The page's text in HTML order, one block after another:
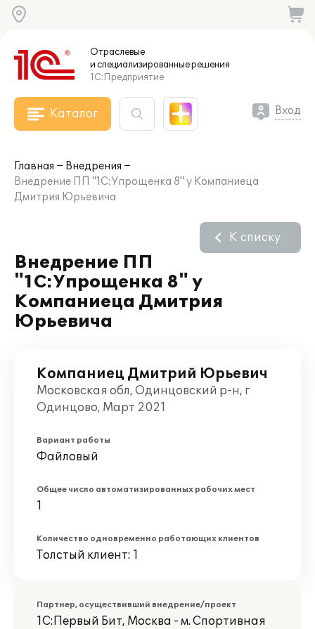
Отраслевые
и специализированныерешения
1С:Предприятие
Каталог Вход
Главная
Внедрения
Внедрение ПП "1С:Упрощенка 8" у Компаниеца
Дмитрия Юрьевича
Внедрение ПП
"1С:Упрощенка 8" у
Компаниеца Дмитрия
Юрьевича
К списку
Компаниец Дмитрий Юрьевич
Московская обл, Одинцовский р-н, г
Одинцово, Март 2021
Вариант работы
Файловый
Общее число автоматизированных рабочих мест
1
Количество одновременно работающих клиентов
Толстый клиент: 1
Партнер, осуществивший внедрение/проект
1С:Первый Бит, Москва - м. Спортивная